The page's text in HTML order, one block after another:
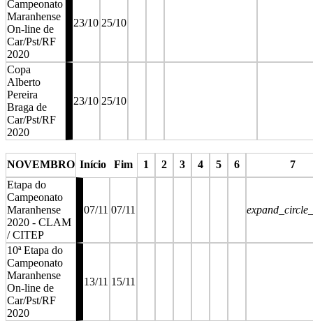
Campeonato
Maranhense
On-line de
Car/Pst/RF
2020
23/10 25/10
Copa
Alberto
Pereira
Braga de
Car/Pst/RF
2020
23/10 25/10
NOVEMBRO Início Fim 1 2 3 4 5 6
7
Etapa do
Campeonato
Maranhense
2020 - CLAM
/ CITEP
07/11 07/11
10ª Etapa do
Campeonato
Maranhense
On-line de
Car/Pst/RF
2020
13/11 15/11